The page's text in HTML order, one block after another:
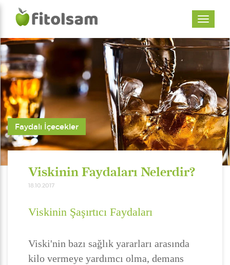
Faydalı İçecekler
Viskinin Faydaları Nelerdir?
18.10.2017
Viskinin Şaşırtıcı Faydaları
Viski'nin bazı sağlık yararları arasında
kilo vermeye yardımcı olma, demans